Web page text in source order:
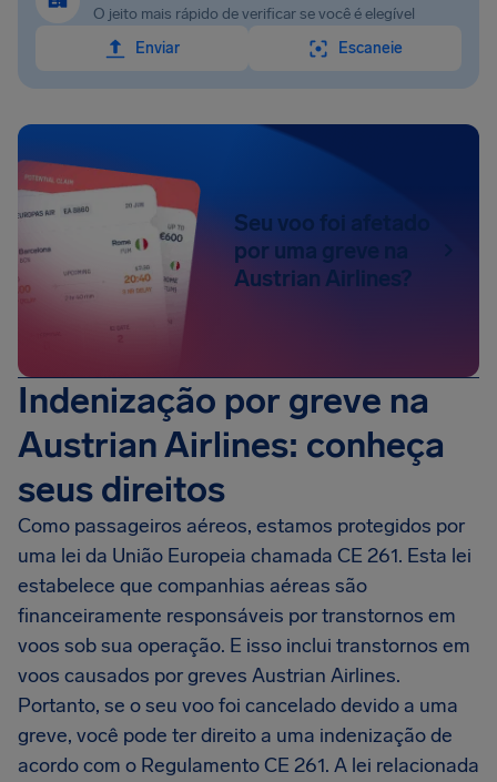
O jeito mais rápido de verificar se você é elegível
Enviar
Escaneie
Seu voo foi afetado
por uma greve na
Austrian Airlines?
Indenização por greve na
Austrian Airlines: conheça
seus direitos
Como passageiros aéreos, estamos protegidos por
uma lei da União Europeia chamada CE 261. Esta lei
estabelece que companhias aéreas são
financeiramente responsáveis por transtornos em
voos sob sua operação. E isso inclui transtornos em
voos causados por greves Austrian Airlines.
Portanto, se o seu voo foi cancelado devido a uma
greve, você pode ter direito a uma indenização de
acordo com o Regulamento CE 261. A lei relacionada